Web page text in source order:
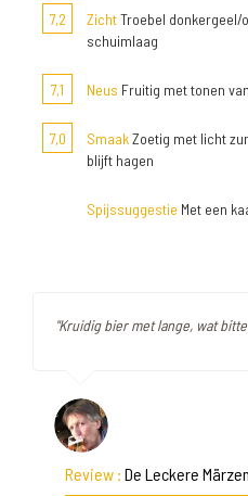
7,2
ZichtTroebel donkergeel/
schuimlaag
7,1 Neus Fruitig met tonen
7,0 SmaakZoetig met licht
blijft hagen
Spijssuggestie Met een
"Kruidig bier met lange, wat
Review : De Leckere Märzen